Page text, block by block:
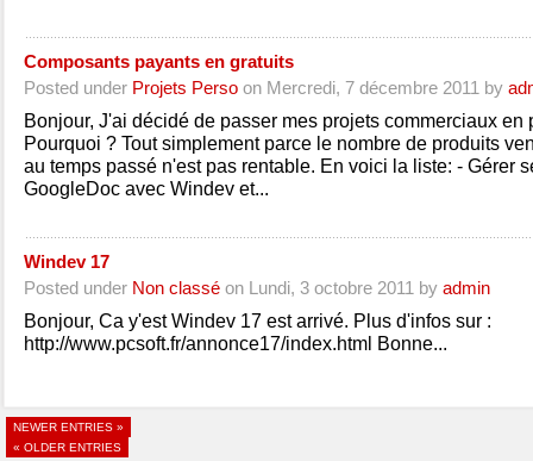
Composants payants en gratuits
Posted under Projets Perso on Mercredi, 7 décembre 2011 by
Bonjour, J'ai décidé de passer mes projets commerciaux en
Pourquoi ? Tout simplement parce le nombre de produits
au temps passé n'est pas rentable. En voici la liste: - Gérer
GoogleDoc avec Windev et...
Windev 17
Posted under Non classé on Lundi, 3 octobre 2011 by admin
Bonjour, Ca y'est Windev 17 est arrivé. Plus d'infos sur :
http://www.pcsoft.fr/annonce17/index.html Bonne...
NEWER ENTRIES »
« OLDER ENTRIES